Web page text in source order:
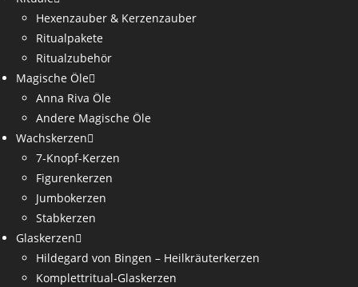
Hexenzauber & Kerzenzauber
Ritualpakete
Ritualzubehör
Magische Öle
Anna Riva Öle
Andere Magische Öle
Wachskerzen
7-Knopf-Kerzen
Figurenkerzen
Jumbokerzen
Stabkerzen
Glaskerzen
Hildegard von Bingen – Heilkräuterkerzen
Komplettritual-Glaskerzen